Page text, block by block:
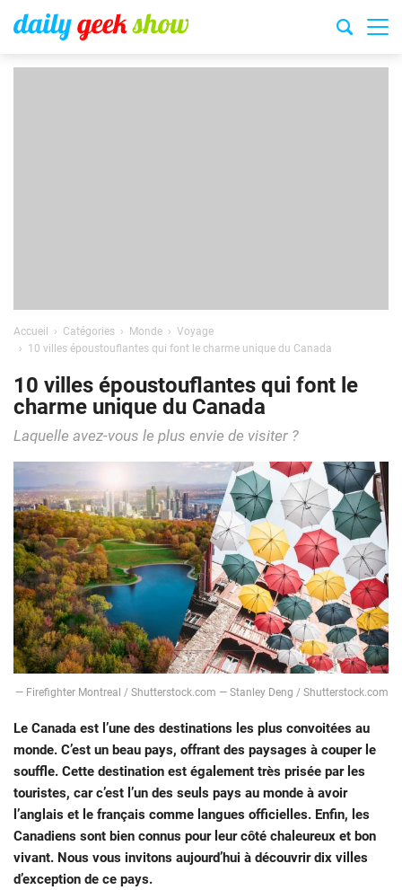
Accueil Catégories Monde
Voyage
10 villes époustouflantes qui font le charme unique du Canada
10 villes époustouflantes qui font le
charme unique du Canada
Laquelle avez-vous le plus envie de visiter ?
― Firefighter Montreal / Shutterstock.com ― Stanley Deng / Shutterstock.com
Le Canada est l’une des destinations les plus convoitées au
monde. C’est un beau pays, offrant des paysages à couper le
souffle. Cette destination est également très prisée par les
touristes, car c’est l’un des seuls pays au monde à avoir
l’anglais et le français comme langues officielles. Enfin, les
Canadiens sont bien connus pour leur côté chaleureux et bon
vivant. Nous vous invitons aujourd’hui à découvrir dix villes
d’exception de ce pays.